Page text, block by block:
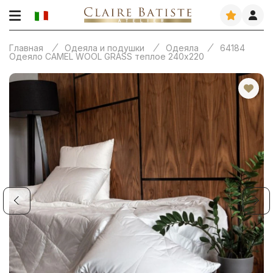
Главная Одеяла и подушки Одеяла
64184
Одеяло CAMEL WOOL GRASS теплое 240х220